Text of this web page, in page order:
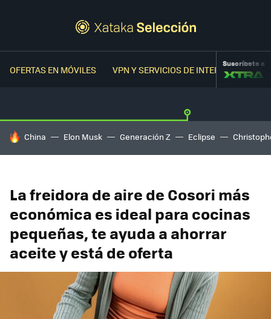
OFERTAS EN MÓVILES VPN Y SERVICIOS DE INTERNETSuscríbete a
HOY SE HABLA DE
China Elon Musk Generación Z Eclipse
La freidora de aire de Cosori más
económica es ideal para cocinas
pequeñas, te ayuda a ahorrar
aceite y está de oferta